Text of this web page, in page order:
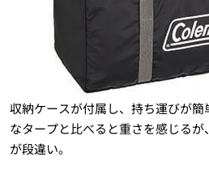
収納ケースが付属し、持ち運びが
なタープと比べると重さを感じる
が段違い。